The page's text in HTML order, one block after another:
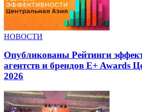
НОВОСТИ
Опубликованы Рейтинги
агентств и брендов E+ Awards
2026